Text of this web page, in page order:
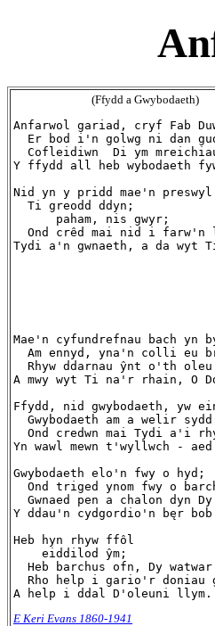
(Ffydd a Gwybodaeth)
Anfarwol gariad, cryf Fab
Er bod i'n golwg ni dan
Cofleidiwn  Di ym
Y ffydd all heb wybodaeth
Nid yn y pridd mae'n
  Ti greodd ddyn;
      paham, nis gwyr;
Ond crêd mai nid i farw'n
Tydi a'n gwnaeth, a da wyt
Mae'n cyfundrefnau bach yn
Am ennyd, yna'n colli eu
Rhyw ddarnau ŷnt o'th oleu
A mwy wyt Ti na'r rhain, O
Ffydd, nid gwybodaeth, yw
Gwybodaeth am a welir
Ond credwn mai Tydi a'i
Yn wawl mewn t'wyllwch -
Gwybodaeth elo'n fwy o hyd;
Ond triged ynom fwy o
Gwnaed pen a chalon dyn Dy
Y ddau'n cydgordio'n bęr
Heb hyn rhyw ffôl
    eiddilod ŷm;
Heb barchus ofn, Dy watwar
Rho help i gario'r doniau
E Keri Evans 1860-1941